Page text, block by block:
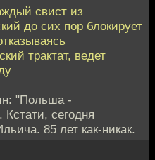
свист из
до сих пор блокирует
трактат, ведет
"Польша -
Кстати, сегодня
85 лет как-никак.